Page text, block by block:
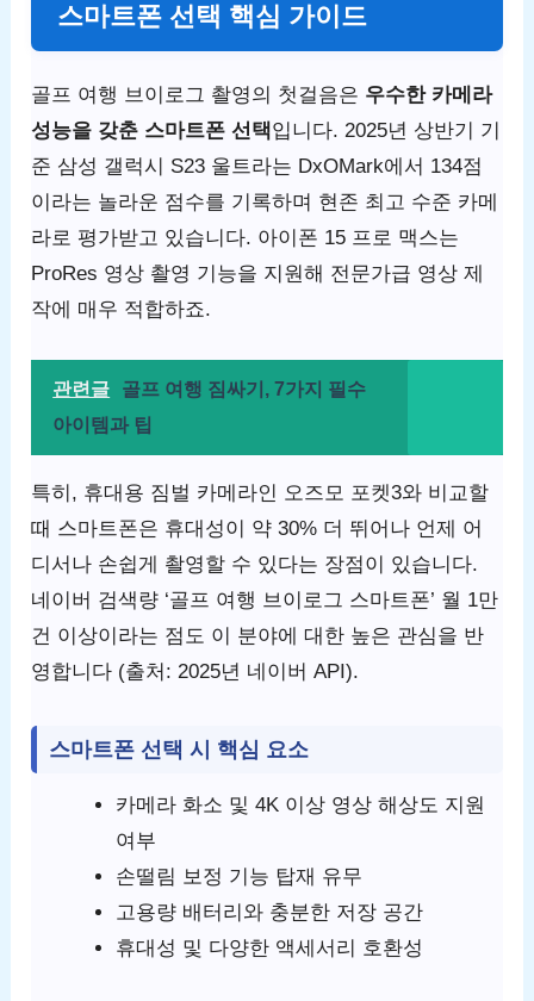
스마트폰 선택 핵심 가이드
골프 여행 브이로그 촬영의 첫걸음은 우수한 카메라
성능을 갖춘 스마트폰 선택입니다. 2025년 상반기 기
준 삼성 갤럭시 S23 울트라는 DxOMark에서 134점
이라는 놀라운 점수를 기록하며 현존 최고 수준 카메
라로 평가받고 있습니다. 아이폰 15 프로 맥스는
ProRes 영상 촬영 기능을 지원해 전문가급 영상 제
작에 매우 적합하죠.
관련글
골프 여행 짐싸기, 7가지 필수
아이템과 팁
특히, 휴대용 짐벌 카메라인 오즈모 포켓3와 비교할
때 스마트폰은 휴대성이 약 30% 더 뛰어나 언제 어
디서나 손쉽게 촬영할 수 있다는 장점이 있습니다.
네이버 검색량 ‘골프 여행 브이로그 스마트폰’ 월 1만
건 이상이라는 점도 이 분야에 대한 높은 관심을 반
영합니다 (출처: 2025년 네이버 API).
스마트폰 선택 시 핵심 요소
카메라 화소 및 4K 이상 영상 해상도 지원
여부
손떨림 보정 기능 탑재 유무
고용량 배터리와 충분한 저장 공간
휴대성 및 다양한 액세서리 호환성